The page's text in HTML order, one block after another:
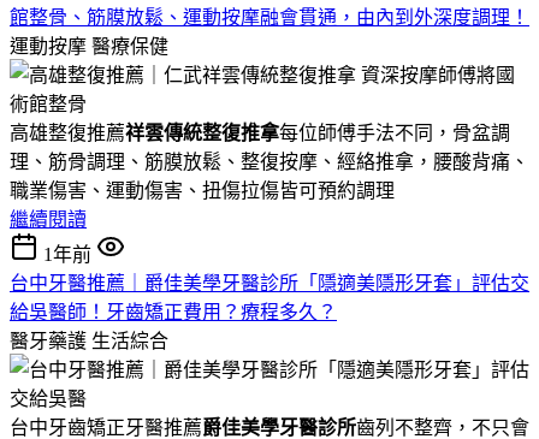
館整骨、筋膜放鬆、運動按摩融會貫通，由內到外深度調理！
運動按摩 醫療保健
高雄整復推薦祥雲傳統整復推拿每位師傅手法不同，骨盆調
理、筋骨調理、筋膜放鬆、整復按摩、經絡推拿，腰酸背痛、
職業傷害、運動傷害、扭傷拉傷皆可預約調理
繼續閱讀
1年前
台中牙醫推薦｜爵佳美學牙醫診所「隱適美隱形牙套」評估交
給吳醫師！牙齒矯正費用？療程多久？
醫牙藥護 生活綜合
台中牙齒矯正牙醫推薦爵佳美學牙醫診所齒列不整齊，不只會